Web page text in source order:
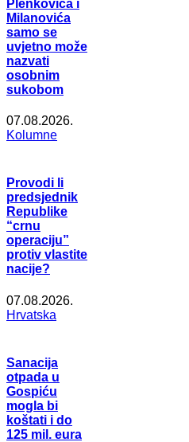
Plenkovića i
Milanovića
samo se
uvjetno može
nazvati
osobnim
sukobom
07.08.2026.
Kolumne
Provodi li
predsjednik
Republike
“crnu
operaciju”
protiv vlastite
nacije?
07.08.2026.
Hrvatska
Sanacija
otpada u
Gospiću
mogla bi
koštati i do
125 mil. eura